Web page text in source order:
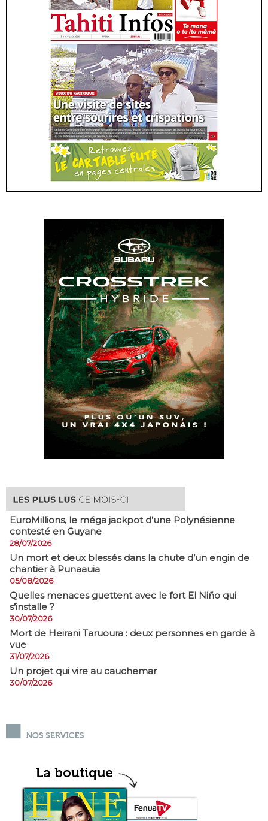
EuroMillions, ​le méga jackpot d’une Polynésienne
contesté en Guyane
28/07/2026
​Un mort et deux blessés dans la chute d’un engin de
chantier à Punaauia
05/08/2026
Quelles menaces guettent avec le fort El Niño qui
s’installe ?
30/07/2026
Mort de Heirani Taruoura : deux personnes en garde à
vue
31/07/2026
Un projet qui vire au cauchemar
30/07/2026